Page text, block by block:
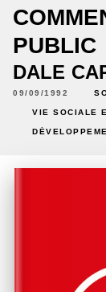
PUBLIC
DALE
09/09/1992
VIE SOCIALE